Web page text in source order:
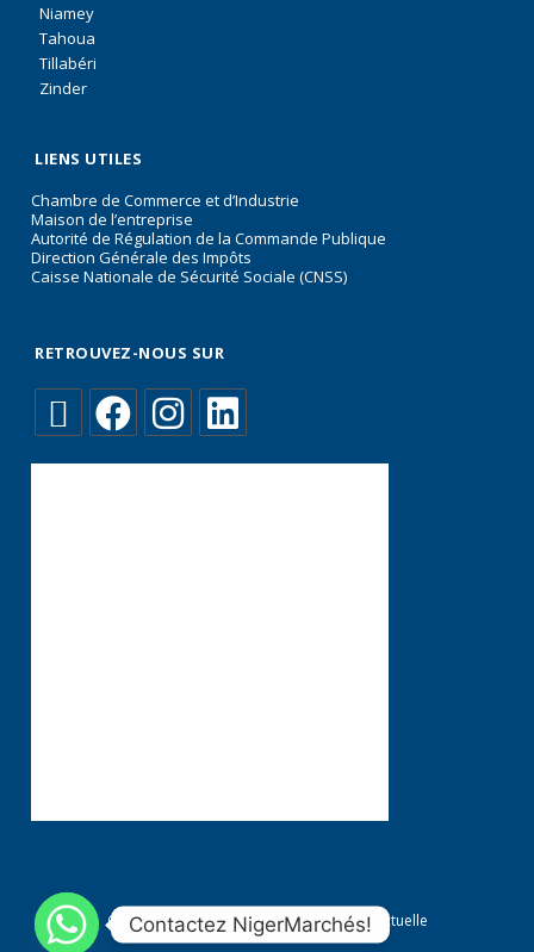
Niamey
Tahoua
Tillabéri
Zinder
LIENS UTILES
Chambre de Commerce et d’Industrie
Maison de l’entreprise
Autorité de Régulation de la Commande Publique
Direction Générale des Impôts
Caisse Nationale de Sécurité Sociale (CNSS)
RETROUVEZ-NOUS SUR
Conditions générales Propriété Intellectuelle
Contactez NigerMarchés!